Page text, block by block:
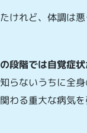
けれど、体調は
段階では自覚症
らないうちに全
わる重大な病気